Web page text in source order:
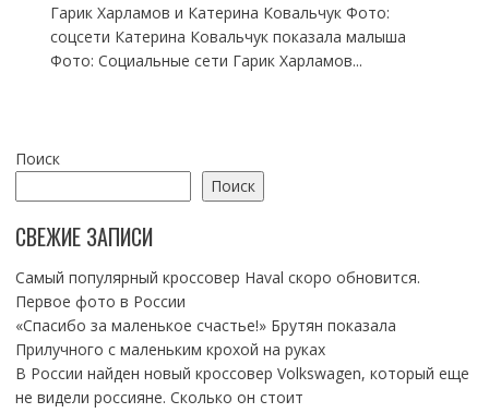
Гарик Харламов и Катерина Ковальчук Фото:
соцсети Катерина Ковальчук показала малыша
Фото: Социальные сети Гарик Харламов...
Поиск
Поиск
СВЕЖИЕ ЗАПИСИ
Самый популярный кроссовер Haval скоро обновится.
Первое фото в России
«Спасибо за маленькое счастье!» Брутян показала
Прилучного с маленьким крохой на руках
В России найден новый кроссовер Volkswagen, который еще
не видели россияне. Сколько он стоит